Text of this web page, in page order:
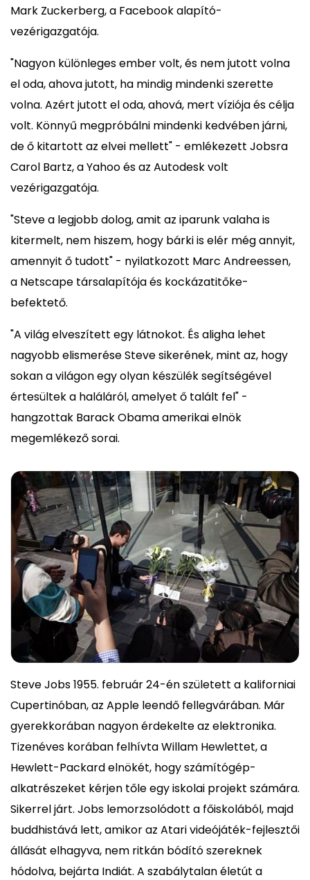
Mark Zuckerberg, a Facebook alapító-
vezérigazgatója.
"Nagyon különleges ember volt, és nem jutott volna
el oda, ahova jutott, ha mindig mindenki szerette
volna. Azért jutott el oda, ahová, mert víziója és célja
volt. Könnyű megpróbálni mindenki kedvében járni,
de ő kitartott az elvei mellett" - emlékezett Jobsra
Carol Bartz, a Yahoo és az Autodesk volt
vezérigazgatója.
"Steve a legjobb dolog, amit az iparunk valaha is
kitermelt, nem hiszem, hogy bárki is elér még annyit,
amennyit ő tudott" - nyilatkozott Marc Andreessen,
a Netscape társalapítója és kockázatitőke-
befektető.
"A világ elveszített egy látnokot. És aligha lehet
nagyobb elismerése Steve sikerének, mint az, hogy
sokan a világon egy olyan készülék segítségével
értesültek a haláláról, amelyet ő talált fel" -
hangzottak Barack Obama amerikai elnök
megemlékező sorai.
Steve Jobs 1955. február 24-én született a kaliforniai
Cupertinóban, az Apple leendő fellegvárában. Már
gyerekkorában nagyon érdekelte az elektronika.
Tizenéves korában felhívta Willam Hewlettet, a
Hewlett-Packard elnökét, hogy számítógép-
alkatrészeket kérjen tőle egy iskolai projekt számára.
Sikerrel járt. Jobs lemorzsolódott a főiskolából, majd
buddhistává lett, amikor az Atari videójáték-fejlesztői
állását elhagyva, nem ritkán bódító szereknek
hódolva, bejárta Indiát. A szabálytalan életút a